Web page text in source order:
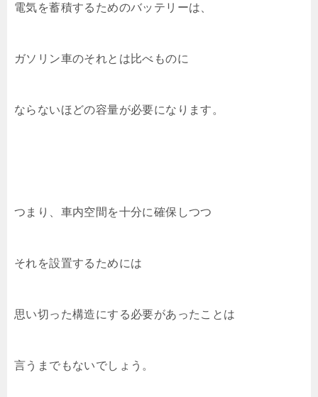
電気を蓄積するためのバッテリーは、
ガソリン車のそれとは比べものに
ならないほどの容量が必要になります。
つまり、車内空間を十分に確保しつつ
それを設置するためには
思い切った構造にする必要があったことは
言うまでもないでしょう。